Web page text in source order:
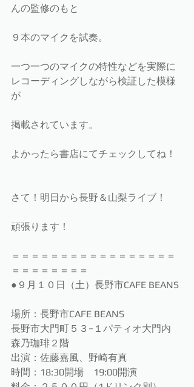
んの監修のもと
９本のマイクを試奏。
一つ一つのマイクの特性などを実際に
レコーディングしながら検証した模様
が
掲載されています。
よかったら書店にてチェックしてね！
さて！明日から長野＆山梨ライブ！
頑張ります！
＝＝＝＝＝＝＝＝＝＝＝＝＝＝＝＝＝
＝＝＝＝＝＝＝＝
●９月１０日（土）長野市CAFE BEANS
場所：長野市CAFE BEANS
長野市大門町５３−１パティオ大門内
森乃珈琲２階
出演：佐藤嘉風、野崎有真
時間：18:30開場　19:00開演